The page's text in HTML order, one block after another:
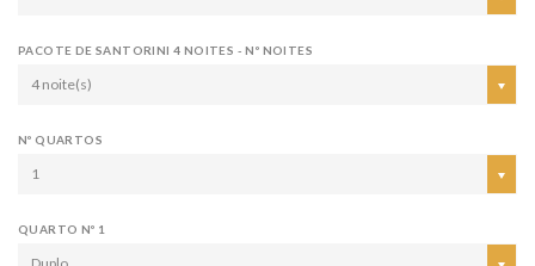
PACOTE DE SANTORINI 4 NOITES - Nº NOITES
4 noite(s)
Nº QUARTOS
1
QUARTO Nº 1